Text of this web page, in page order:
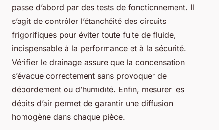
passe d’abord par des tests de fonctionnement. Il
s’agit de contrôler l’étanchéité des circuits
frigorifiques pour éviter toute fuite de fluide,
indispensable à la performance et à la sécurité.
Vérifier le drainage assure que la condensation
s’évacue correctement sans provoquer de
débordement ou d’humidité. Enfin, mesurer les
débits d’air permet de garantir une diffusion
homogène dans chaque pièce.